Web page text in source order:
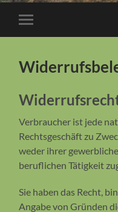
Mobile-
Menü
Verbraucher ist jede
Rechtsgeschäft zu
weder ihrer
beruflichen Tätigkeit
Sie haben das Recht,
Angabe von Gründen